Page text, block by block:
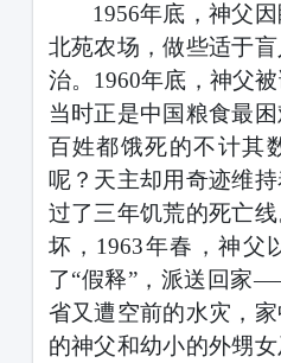
1956年底，神父
北苑农场，做些适于
治。 1960年底，神父
当时正是中国粮食最
百姓都饿死的不计其
呢？天主却用奇迹维
过了三年饥荒的死亡
坏， 1963年春，神父
了“假释”，派送回家
省又遭空前的水灾，
的神父和幼小的外甥